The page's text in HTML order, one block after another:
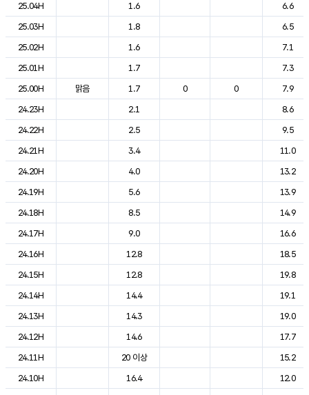
25.04H
1.6
6.6
25.03H
1.8
6.5
25.02H
1.6
7.1
25.01H
1.7
7.3
25.00H
맑음 1.7 0 0
7.9
24.23H
2.1
8.6
24.22H
2.5
9.5
24.21H
3.4
11.0
24.20H
4.0
13.2
24.19H
5.6
13.9
24.18H
8.5
14.9
24.17H
9.0
16.6
24.16H
12.8
18.5
24.15H
12.8
19.8
24.14H
14.4
19.1
24.13H
14.3
19.0
24.12H
14.6
17.7
24.11H
20 이상
15.2
24.10H
16.4
12.0